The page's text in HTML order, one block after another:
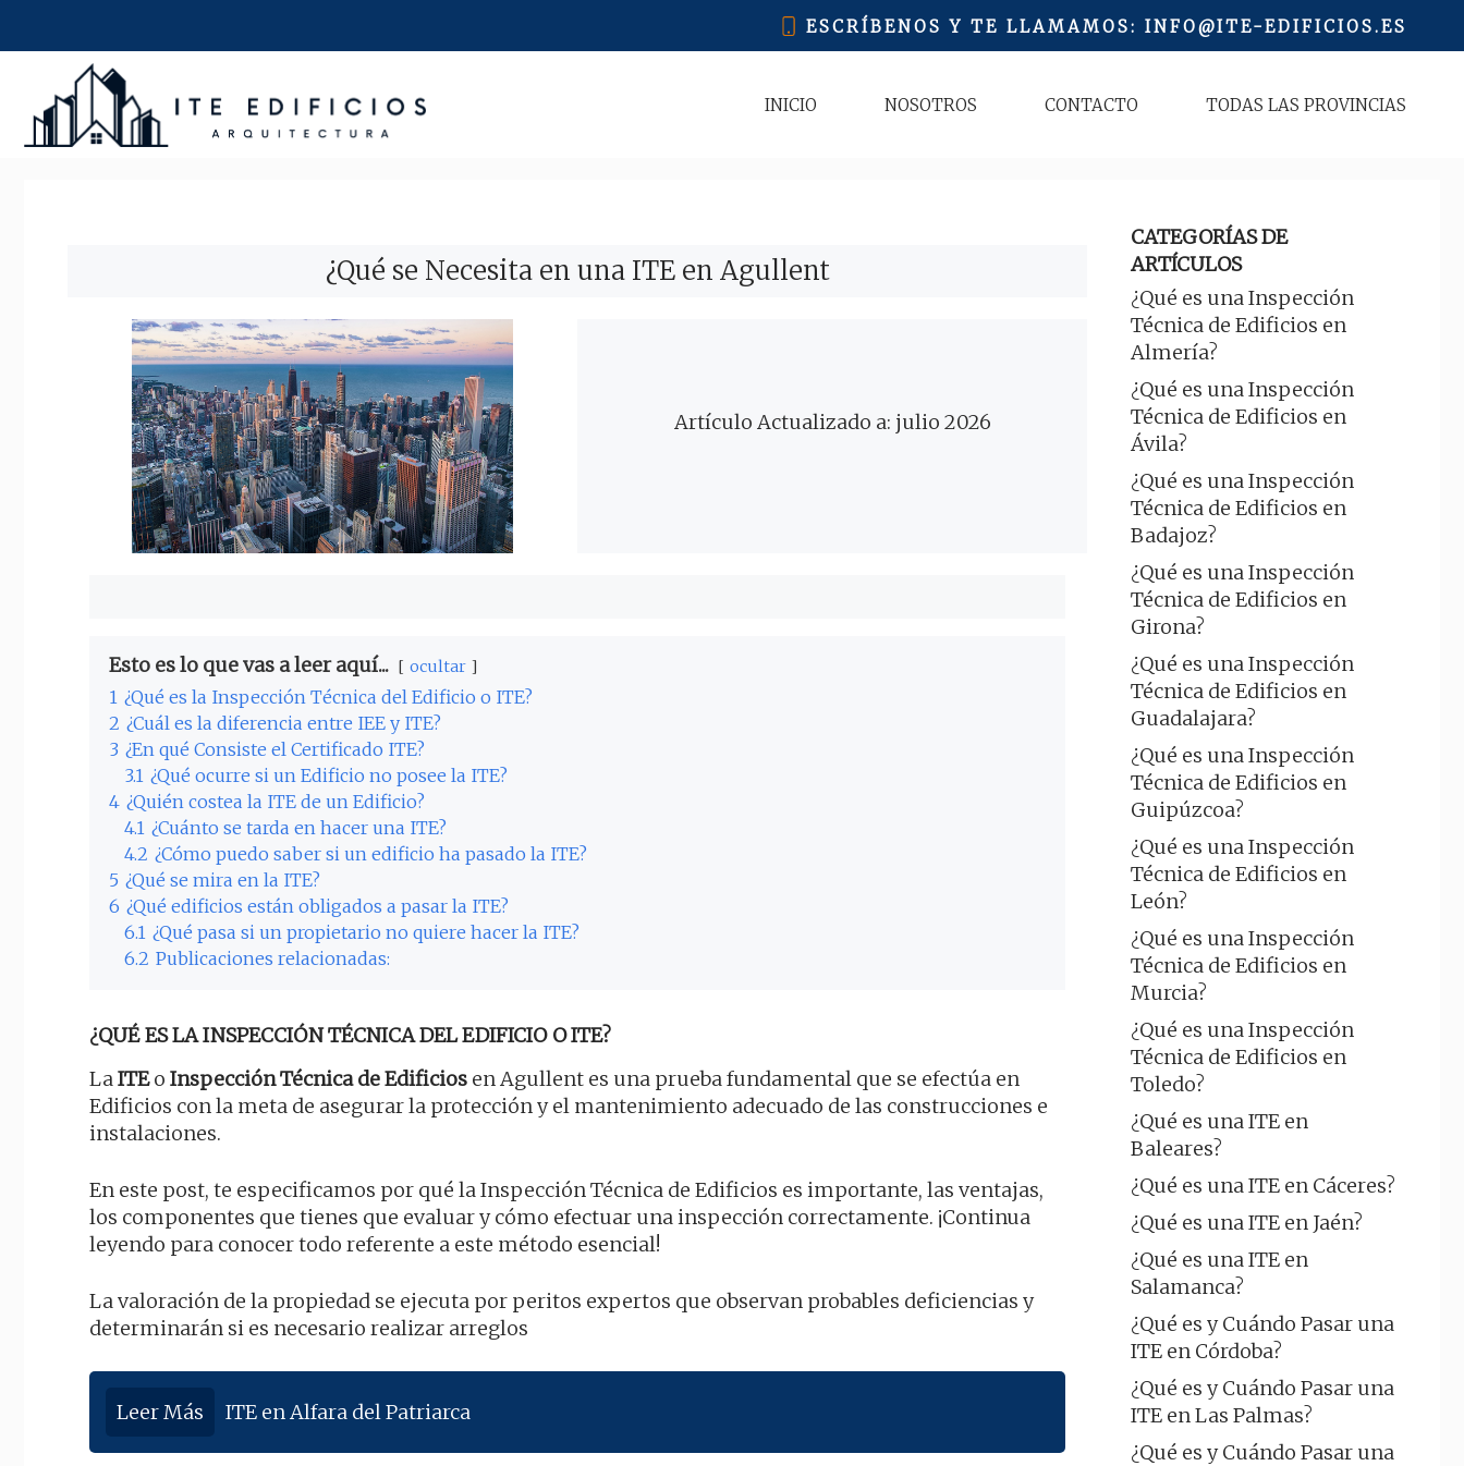
contenido
ESCRÍBENOS Y TE LLAMAMOS: INFO@ITE-EDIFICIOS.ES
INICIO NOSOTROS CONTACTO TODAS LAS PROVINCIAS
¿Qué se Necesita en una ITE en Agullent
Artículo Actualizado a: julio 2026
Esto es lo que vas a leer aquí... ocultar
1 ¿Qué es la Inspección Técnica del Edificio o ITE?
2 ¿Cuál es la diferencia entre IEE y ITE?
3 ¿En qué Consiste el Certificado ITE?
3.1 ¿Qué ocurre si un Edificio no posee la ITE?
4 ¿Quién costea la ITE de un Edificio?
4.1 ¿Cuánto se tarda en hacer una ITE?
4.2 ¿Cómo puedo saber si un edificio ha pasado la ITE?
5 ¿Qué se mira en la ITE?
6 ¿Qué edificios están obligados a pasar la ITE?
6.1 ¿Qué pasa si un propietario no quiere hacer la ITE?
6.2 Publicaciones relacionadas:
¿QUÉ ES LA INSPECCIÓN TÉCNICA DEL EDIFICIO O ITE?
LaITEo Inspección Técnica de Edificios en Agullent es una prueba fundamental que se efectúa en
Edificios con la meta de asegurar la protección y el mantenimiento adecuado de las construcciones e
instalaciones.
En este post, te especificamos por qué la Inspección Técnica de Edificios es importante, las ventajas,
los componentes que tienes que evaluar y cómo efectuar una inspección correctamente. ¡Continua
leyendo para conocer todo referente a este método esencial!
La valoración de la propiedad se ejecuta por peritos expertos que observan probables deficiencias y
determinarán si es necesario realizar arreglos
Leer Más ITE en Alfara del Patriarca
CATEGORÍAS DE
ARTÍCULOS
¿Qué es una Inspección
Técnica de Edificios en
Almería?
¿Qué es una Inspección
Técnica de Edificios en
Ávila?
¿Qué es una Inspección
Técnica de Edificios en
Badajoz?
¿Qué es una Inspección
Técnica de Edificios en
Girona?
¿Qué es una Inspección
Técnica de Edificios en
Guadalajara?
¿Qué es una Inspección
Técnica de Edificios en
Guipúzcoa?
¿Qué es una Inspección
Técnica de Edificios en
León?
¿Qué es una Inspección
Técnica de Edificios en
Murcia?
¿Qué es una Inspección
Técnica de Edificios en
Toledo?
¿Qué es una ITE en
Baleares?
¿Qué es una ITE en Cáceres?
¿Qué es una ITE en Jaén?
¿Qué es una ITE en
Salamanca?
¿Qué es y Cuándo Pasar una
ITE en Córdoba?
¿Qué es y Cuándo Pasar una
ITE en Las Palmas?
¿Qué es y Cuándo Pasar una